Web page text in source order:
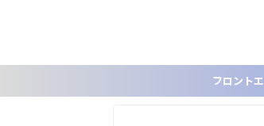
フロント